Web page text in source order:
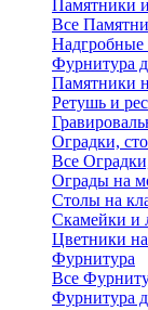
Памятники
Все
Фурнитура
Памятники
Ретушь и
Оградки,
Все
Ограды на
Столы на
Скамейки и
Цветники
Фурнитура
Все
Фурнитура